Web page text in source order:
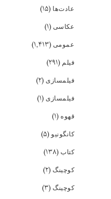
عادت‌ها (۱۵)
عکاسی (۱)
عمومی (۱,۴۱۳)
فیلم (۲۹۱)
فیلمسازی (۲)
فیلمسازی (۱)
قهوه (۱)
کانگونیو(۵)
کتاب (۱۳۸)
کوچینگ (۲)
کوچینگ (۳)